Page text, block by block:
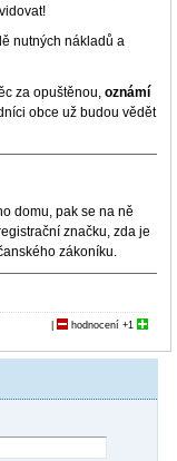
nutných nákladů a
za opuštěnou,oznámí
obce už budou vědět
domu, pak se na ně
značku, zda je
zákoníku.
hodnocení +1